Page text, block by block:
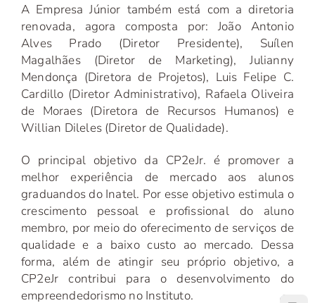
A Empresa Júnior também está com a diretoria
renovada, agora composta por: João Antonio
Alves Prado (Diretor Presidente), Suílen
Magalhães (Diretor de Marketing), Julianny
Mendonça (Diretora de Projetos), Luis Felipe C.
Cardillo (Diretor Administrativo), Rafaela Oliveira
de Moraes (Diretora de Recursos Humanos) e
Willian Dileles (Diretor de Qualidade).
O principal objetivo da CP2eJr. é promover a
melhor experiência de mercado aos alunos
graduandos do Inatel. Por esse objetivo estimula o
crescimento pessoal e profissional do aluno
membro, por meio do oferecimento de serviços de
qualidade e a baixo custo ao mercado. Dessa
forma, além de atingir seu próprio objetivo, a
CP2eJr contribui para o desenvolvimento do
empreendedorismo no Instituto.